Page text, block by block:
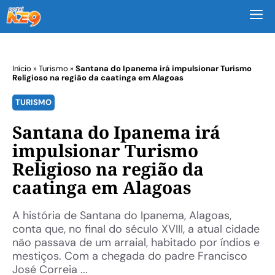
Início »Turismo »Santana do Ipanema irá impulsionar Turismo
Religioso na região da caatinga em Alagoas
TURISMO
Santana do Ipanema irá
impulsionar Turismo
Religioso na região da
caatinga em Alagoas
A história de Santana do Ipanema, Alagoas,
conta que, no final do século XVIII, a atual cidade
não passava de um arraial, habitado por índios e
mestiços. Com a chegada do padre Francisco
José Correia ...